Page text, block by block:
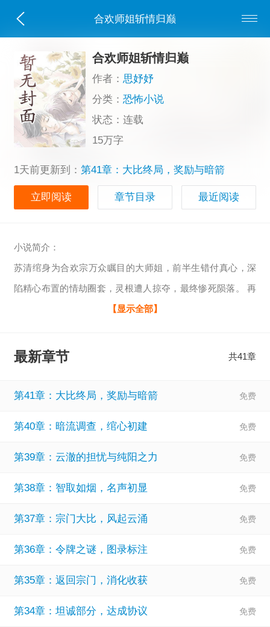
合欢师姐斩情归巅
合欢师姐斩情归巅
作者：思妤妤
分类：恐怖小说
状态：连载
15万字
1天前更新到： 第41章：大比终局，奖励与暗箭
立即阅读 章节目录 最近阅读
小说简介：
苏清绾身为合欢宗万众瞩目的大师姐，前半生错付真心，深
陷精心布置的情劫圈套，灵根遭人掠夺，最终惨死陨落。 再
次睁眼，时光回溯至筑基初期，她幡然醒悟，温柔尽数化作
复受损根基，一边徐徐布局，复仇雪恨。 令三界意外的是，
律： 朝夕相伴、满心依恋的软萌小师弟，满眼只剩她一人；
【显示全部】
最新章节 共41章
第41章：大比终局，奖励与暗箭
第40章：暗流调查，绾心初建
第39章：云澈的担忧与纯阳之力
第38章：智取如烟，名声初显
第37章：宗门大比，风起云涌
第36章：令牌之谜，图录标注
第35章：返回宗门，消化收获
第34章：坦诚部分，达成协议